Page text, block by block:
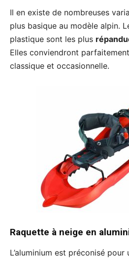
Il en existe de nombreuses
plus basique au modèle alpin.
plastique sont les plus
Elles conviendront
classique et occasionnelle.
Raquette à neige en
L’aluminium est préconisé pour